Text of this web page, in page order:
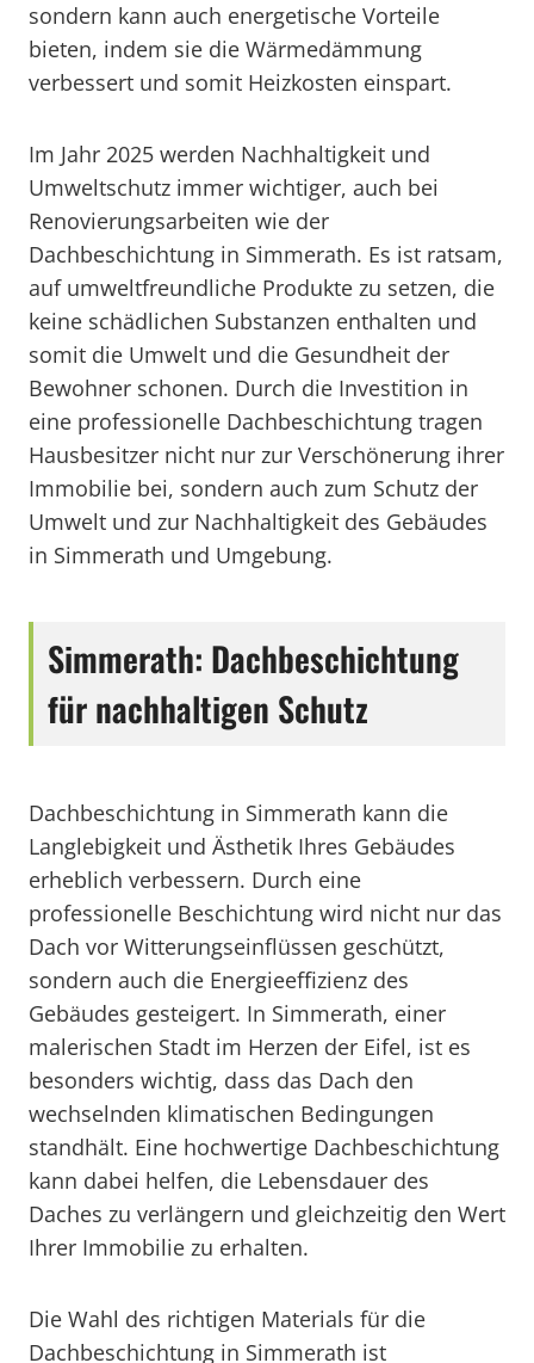
sondern kann auch energetische Vorteile
bieten, indem sie die Wärmedämmung
verbessert und somit Heizkosten einspart.
Im Jahr 2025 werden Nachhaltigkeit und
Umweltschutz immer wichtiger, auch bei
Renovierungsarbeiten wie der
Dachbeschichtung in Simmerath. Es ist ratsam,
auf umweltfreundliche Produkte zu setzen, die
keine schädlichen Substanzen enthalten und
somit die Umwelt und die Gesundheit der
Bewohner schonen. Durch die Investition in
eine professionelle Dachbeschichtung tragen
Hausbesitzer nicht nur zur Verschönerung ihrer
Immobilie bei, sondern auch zum Schutz der
Umwelt und zur Nachhaltigkeit des Gebäudes
in Simmerath und Umgebung.
Simmerath: Dachbeschichtung
für nachhaltigen Schutz
Dachbeschichtung in Simmerath kann die
Langlebigkeit und Ästhetik Ihres Gebäudes
erheblich verbessern. Durch eine
professionelle Beschichtung wird nicht nur das
Dach vor Witterungseinflüssen geschützt,
sondern auch die Energieeffizienz des
Gebäudes gesteigert. In Simmerath, einer
malerischen Stadt im Herzen der Eifel, ist es
besonders wichtig, dass das Dach den
wechselnden klimatischen Bedingungen
standhält. Eine hochwertige Dachbeschichtung
kann dabei helfen, die Lebensdauer des
Daches zu verlängern und gleichzeitig den Wert
Ihrer Immobilie zu erhalten.
Die Wahl des richtigen Materials für die
Dachbeschichtung in Simmerath ist